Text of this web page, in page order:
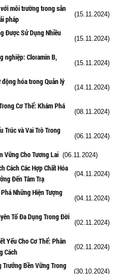
môi trường trong sản
pháp
(15.11.2024)
Được Sử Dụng Nhiều
(15.11.2024)
nghiệp: Cloramin B,
(15.11.2024)
hóa trong Quản lý
(14.11.2024)
Cơ Thể: Khám Phá
(08.11.2024)
Trúc và Vai Trò Trong
(06.11.2024)
Vững Cho Tương Lai (06.11.2024)
Cách Các Hợp Chất Hóa
Đến Tâm Trạ
(04.11.2024)
Những Hiện Tượng
(04.11.2024)
Tố Đa Dụng Trong Đời
(02.11.2024)
Yếu Cho Cơ Thể: Phân
Cách
(02.11.2024)
Trưởng Bền Vững Trong
(30.10.2024)